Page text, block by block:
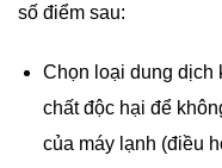
số điểm sau:
Chọn loại dung dịch
chất độc hại để
của máy lạnh (điều